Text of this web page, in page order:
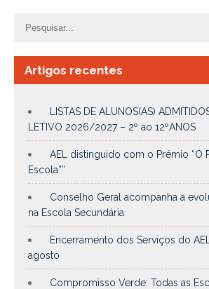
Artigos recentes
LISTAS DE ALUNOS(AS)
LETIVO 2026/2027 – 2º ao 12ºANOS
AEL distinguido com o Prémio “O
Escola””
Conselho Geral acompanha a
na Escola Secundária
Encerramento dos Serviços do
agosto
Compromisso Verde: Todas as